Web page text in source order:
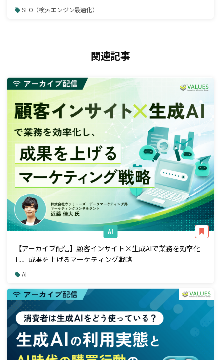
SEO（検索エンジン最適化）
関連記事
AI
【アーカイブ配信】顧客インサイト×生成AIで業務を効率化
し、成果を上げるマーケティング戦略
AI